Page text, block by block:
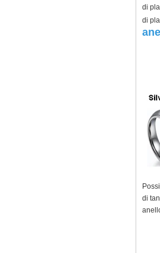
di
di
di